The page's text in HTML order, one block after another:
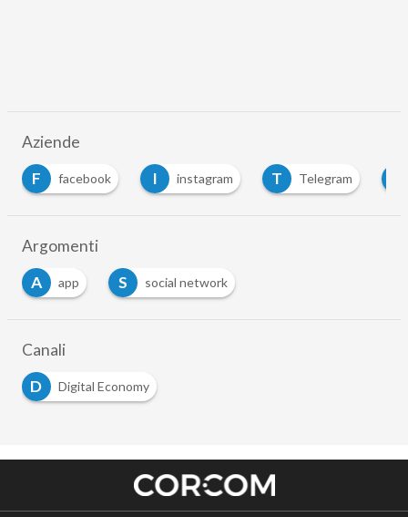
Aziende
F
facebook I instagram T Telegram
Argomenti
A
app S social network
Canali
D
Digital Economy